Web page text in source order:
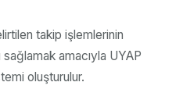
takip işlemlerinin
sağlamak amacıyla UYAP
oluşturulur.